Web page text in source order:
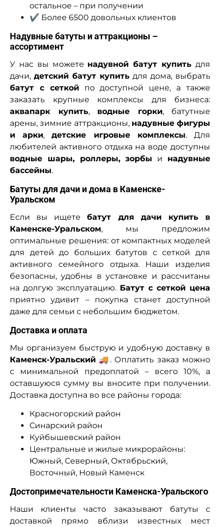
остальное – при получении
✔ Более 6500 довольных клиентов
Надувные батуты и аттракционы –
ассортимент
У нас вы можете надувной батут купить для
дачи, детский батут купить для дома, выбрать
батут с сеткойпо доступной цене, а также
заказать крупные комплексы для бизнеса:
аквапарк купить, водные горки, батутные
арены, зимние аттракционы, надувные фигуры
и арки,детские игровые комплексы. Для
любителей активного отдыха на воде доступны
водные шары, роллеры, зорбы и надувные
бассейны.
Батуты для дачи и дома в Каменске-
Уральском
Если вы ищетебатут для дачи купить в
Каменске-Уральском, мы предложим
оптимальные решения: от компактных моделей
для детей до больших батутов с сеткой для
активного семейного отдыха. Наши изделия
безопасны, удобны в установке и рассчитаны
на долгую эксплуатацию. Батут с сеткой цена
приятно удивит – покупка станет доступной
даже для семьи с небольшим бюджетом.
Доставка и оплата
Мы организуем быструю и удобную доставку в
Каменск-Уральский 🚚. Оплатить заказ можно
с минимальной предоплатой – всего 10%, а
оставшуюся сумму вы вносите при получении.
Доставка доступна во все районы города:
Красногорский район
Синарский район
Куйбышевский район
Центральные и жилые микрорайоны:
Южный, Северный, Октябрьский,
Восточный, Новый Каменск
Достопримечательности Каменска-Уральского
Наши клиенты часто заказывают батуты с
доставкой прямо вблизи известных мест